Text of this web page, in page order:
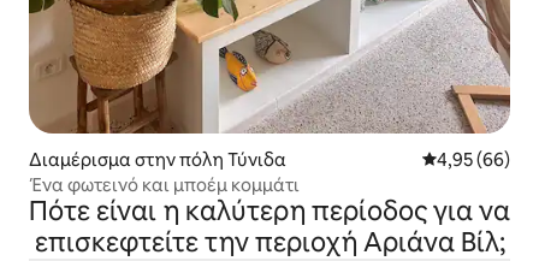
Διαμέρισμα στην πόλη Τύνιδα Μέση
4,95 (66)
Ένα φωτεινό και μποέμ κομμάτι
Πότε είναι η καλύτερη περίοδος για να
επισκεφτείτε την περιοχή Αριάνα Βίλ;